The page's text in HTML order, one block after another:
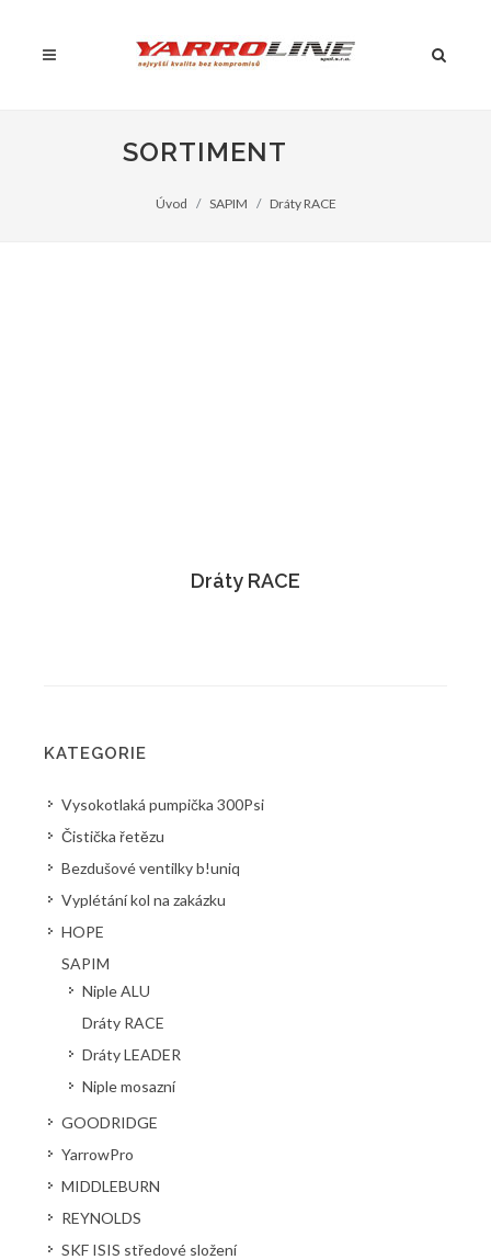
SORTIMENT
Úvod SAPIM Dráty RACE
Dráty RACE
KATEGORIE
Vysokotlaká pumpička 300Psi
Čistička řetězu
Bezdušové ventilky b!uniq
Vyplétání kol na zakázku
HOPE
SAPIM
Niple ALU
Dráty RACE
Dráty LEADER
Niple mosazní
GOODRIDGE
YarrowPro
MIDDLEBURN
REYNOLDS
SKF ISIS středové složení